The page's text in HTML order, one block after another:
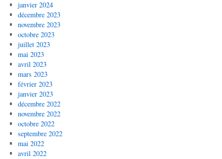
janvier 2024
décembre 2023
novembre 2023
octobre 2023
juillet 2023
mai 2023
avril 2023
mars 2023
février 2023
janvier 2023
décembre 2022
novembre 2022
octobre 2022
septembre 2022
mai 2022
avril 2022